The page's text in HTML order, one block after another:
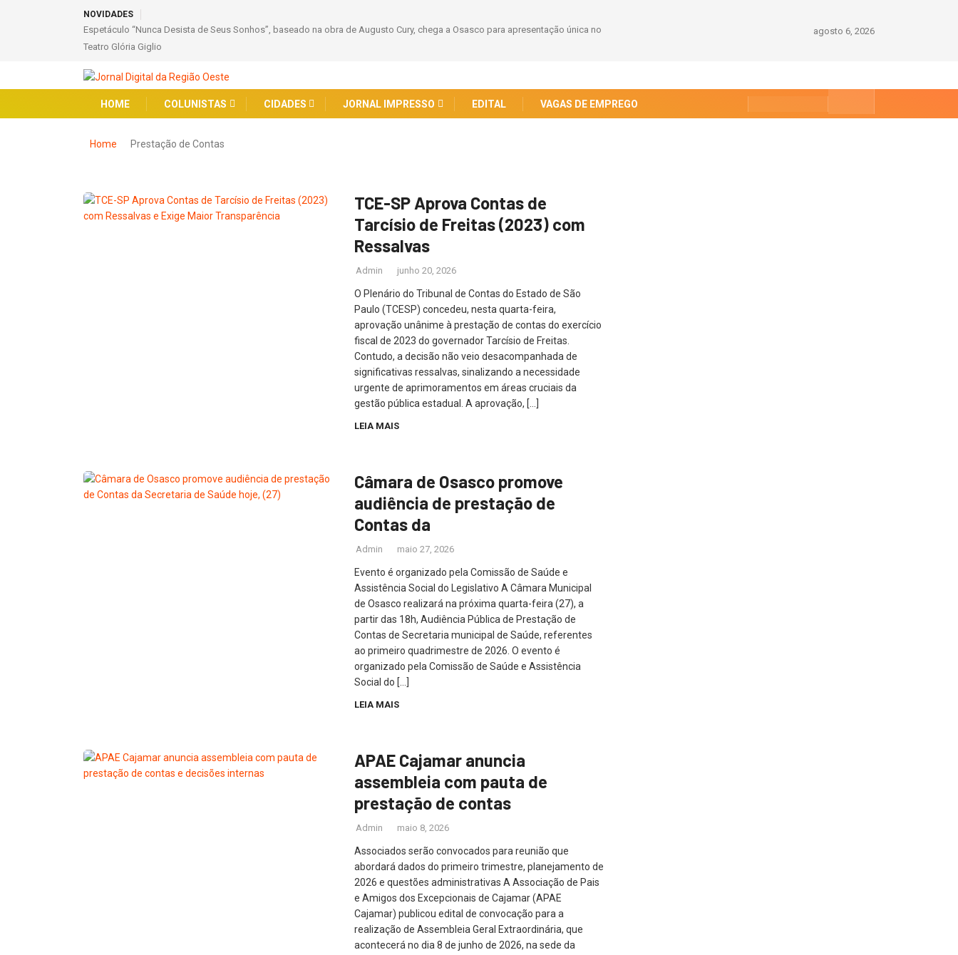
NOVIDADES
Espetáculo “Nunca Desista de Seus Sonhos”, baseado na obra de Augusto Cury, chega a Osasco para apresentação única no
Teatro Glória Giglio
agosto 6, 2026
HOME COLUNISTAS CIDADES JORNAL IMPRESSO EDITAL VAGAS DE EMPREGO
Home Prestação de Contas
TCE-SP Aprova Contas de
Tarcísio de Freitas (2023) com
Ressalvas
Admin junho 20, 2026
O Plenário do Tribunal de Contas do Estado de São
Paulo (TCESP) concedeu, nesta quarta-feira,
aprovação unânime à prestação de contas do exercício
fiscal de 2023 do governador Tarcísio de Freitas.
Contudo, a decisão não veio desacompanhada de
significativas ressalvas, sinalizando a necessidade
urgente de aprimoramentos em áreas cruciais da
gestão pública estadual. A aprovação, […]
LEIA MAIS
Câmara de Osasco promove
audiência de prestação de
Contas da
Admin maio 27, 2026
Evento é organizado pela Comissão de Saúde e
Assistência Social do Legislativo A Câmara Municipal
de Osasco realizará na próxima quarta-feira (27), a
partir das 18h, Audiência Pública de Prestação de
Contas de Secretaria municipal de Saúde, referentes
ao primeiro quadrimestre de 2026. O evento é
organizado pela Comissão de Saúde e Assistência
Social do […]
LEIA MAIS
APAE Cajamar anuncia
assembleia com pauta de
prestação de contas
Admin maio 8, 2026
Associados serão convocados para reunião que
abordará dados do primeiro trimestre, planejamento de
2026 e questões administrativas A Associação de Pais
e Amigos dos Excepcionais de Cajamar (APAE
Cajamar) publicou edital de convocação para a
realização de Assembleia Geral Extraordinária, que
acontecerá no dia 8 de junho de 2026, na sede da